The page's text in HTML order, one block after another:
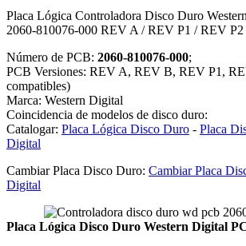
Placa Lógica Controladora Disco Duro
2060-810076-000 REV A / REV P1 / REV P2
Número de PCB: 2060-810076-000;
PCB Versiones: REV A, REV B, REV P1,
compatibles)
Marca: Western Digital
Coincidencia de modelos de disco duro:
Catalogar: Placa Lógica Disco Duro - Placa
Digital
Cambiar Placa Disco Duro: Cambiar Placa
Digital
Placa Lógica Disco Duro Western Digital